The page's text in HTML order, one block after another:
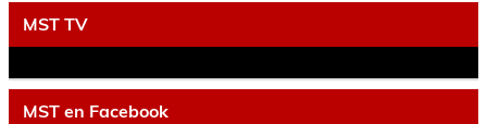
MST TV
MST en Facebook